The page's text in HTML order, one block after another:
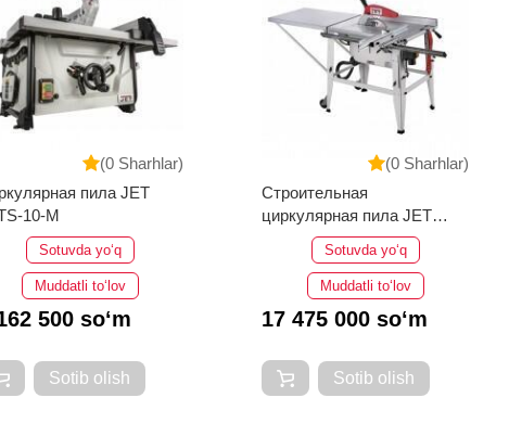
(0 Sharhlar)
пила JET
10-M
Sotuvda yo‘q
Muddatli to‘lov
500 so‘m
Sotib olish
(0 Sharhlar)
Строительная
циркулярная пила JET
JTS-315SP
Sotuvda yo‘q
Muddatli to‘lov
17 475 000 so‘m
Sotib olish